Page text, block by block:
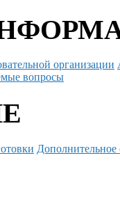
организации
вопросы
Дополнительное